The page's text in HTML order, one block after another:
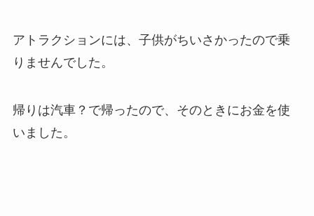
アトラクションには、子供がちいさかったので乗
りませんでした。
帰りは汽車？で帰ったので、そのときにお金を使
いました。